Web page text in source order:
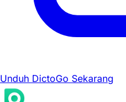
Unduh DictoGo Sekarang